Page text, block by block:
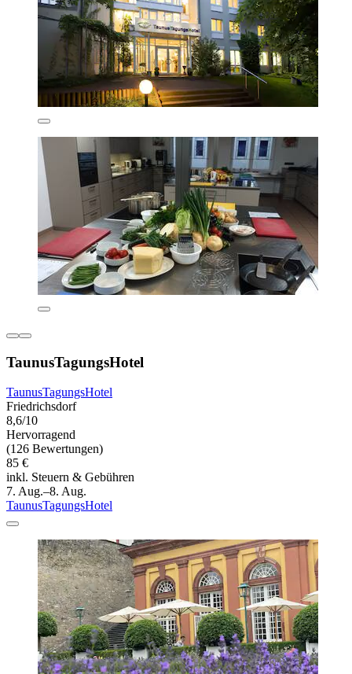
TaunusTagungsHotel
TaunusTagungsHotel
Friedrichsdorf
8,6/10
Hervorragend
(126 Bewertungen)
85 €
inkl. Steuern & Gebühren
7. Aug.–8. Aug.
TaunusTagungsHotel